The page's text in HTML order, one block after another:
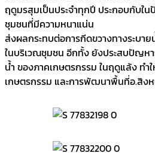
ฤดูมรสุมเป็นประจำทุกปี ประกอบกับใ
ชุมชนที่มีความหนาแน่น
ส่งผลกระทบต่อการกีดขวางทางระบา
ในบริเวณชุมชน อีกทั้ง ยังประสบปัญห
น้ำ ของภาคเกษตรกรรม ในฤดูแล้ง ทำ
เกษตรกรรม และการพัฒนาพื้นที่อ.สิง